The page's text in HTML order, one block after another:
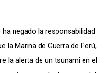
negado la responsabilidad
la Marina de Guerra de Perú,
la alerta de un tsunami en el